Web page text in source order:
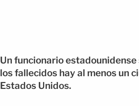
Un funcionario
los fallecidos hay al menos un
Estados Unidos.